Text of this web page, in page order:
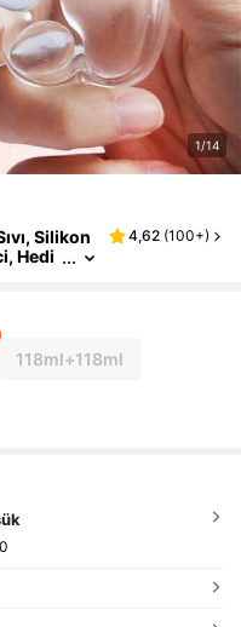
1/14
Silikon
Hedi
4,62 (100+)
118ml+118ml